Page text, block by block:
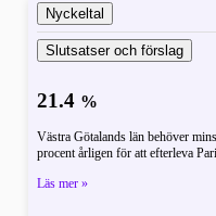
Nyckeltal
Slutsatser och förslag
21.4 %
Västra Götalands län behöver
procent årligen för att efterleva
Läs mer »